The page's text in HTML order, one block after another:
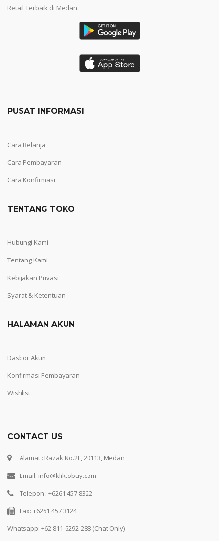
Retail Terbaik di Medan.
PUSAT INFORMASI
Cara Belanja
Cara Pembayaran
Cara Konfirmasi
TENTANG TOKO
Hubungi Kami
Tentang Kami
Kebijakan Privasi
Syarat & Ketentuan
HALAMAN AKUN
Dasbor Akun
Konfirmasi Pembayaran
Wishlist
CONTACT US
Alamat : Razak No.2F, 20113, Medan
Email: info@kliktobuy.com
Telepon : +6261 457 8322
Fax: +6261 457 3124
Whatsapp: +62 811-6292-288 (Chat Only)